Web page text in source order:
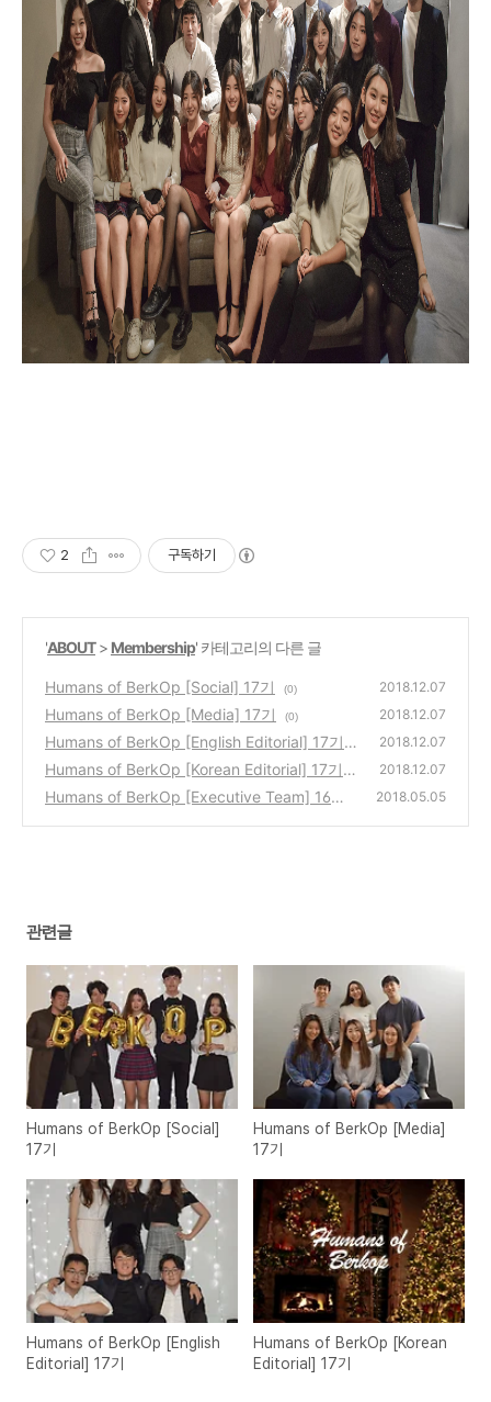
2 구독하기
'ABOUT> Membership' 카테고리의 다른 글
Humans of BerkOp [Social] 17기 (0) 2018.12.07
Humans of BerkOp [Media] 17기 (0) 2018.12.07
Humans of BerkOp [English Editorial] 17기
(0)
2018.12.07
Humans of BerkOp [Korean Editorial] 17기
(0)
2018.12.07
Humans of BerkOp [Executive Team] 16기 2018.05.05
관련글
Humans of BerkOp [Social]
17기
Humans of BerkOp [Media]
17기
Humans of BerkOp [English
Editorial] 17기
Humans of BerkOp [Korean
Editorial] 17기